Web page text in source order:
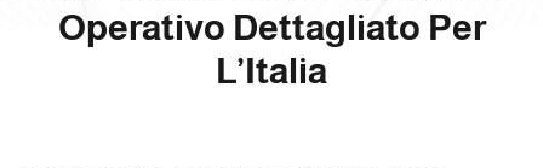
Operativo Dettagliato Per
L’Italia